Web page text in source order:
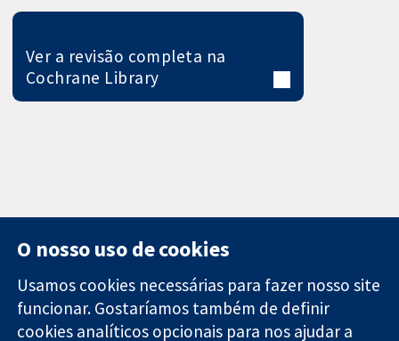
Ver a revisão completa na
Cochrane Library
11-13 Cavendish
Square
Contato
Notícias
O nosso uso de cookies
Usamos cookies necessárias para fazer nosso site
funcionar. Gostaríamos também de definir
cookies analíticos opcionais para nos ajudar a